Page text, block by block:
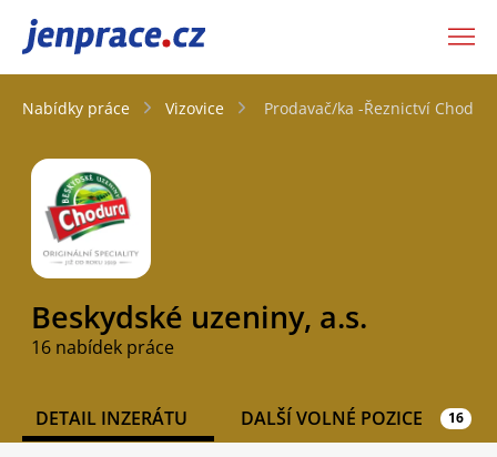
JenPráce.cz
Nabídky práce Vizovice Prodavač/ka -Řeznictví
Beskydské uzeniny, a.s.
16 nabídek práce
DETAIL INZERÁTU DALŠÍ VOLNÉ POZICE 16